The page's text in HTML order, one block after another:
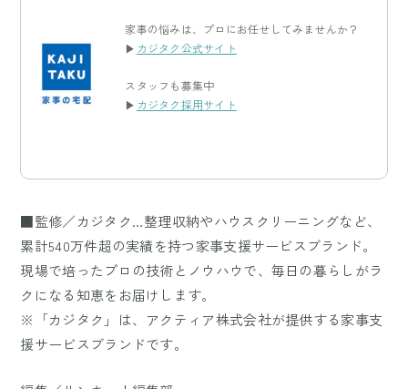
家事の悩みは、プロにお任せしてみませんか？
▶ カジタク公式サイト
スタッフも募集中
▶ カジタク採用サイト
■監修／カジタク…整理収納やハウスクリーニングなど、
累計540万件超の実績を持つ家事支援サービスブランド。
現場で培ったプロの技術とノウハウで、毎日の暮らしがラ
クになる知恵をお届けします。
※「カジタク」は、アクティア株式会社が提供する家事支
援サービスブランドです。